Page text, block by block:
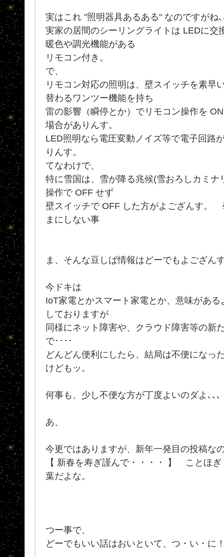
実はこれ "照明器具あるある" なのですがね､
実家の居間のシーリングライトは LEDに
暖色や調光機能がある
リモコン付き。
で、
リモコン対応の照明は、壁スイッチを素
替わるワンツー機能を持ち
雷の影響（瞬停とか）でリモコン操作を
場合がありんす。
LED照明なら電圧変動ノイズ等で電子回路
りんす。
てなわけで、
特に雪国は、雪が降る兆候(雪おろしカミ
操作で OFF せず
壁スイッチで OFF した方がよござんす。
まにしない事
ま、そんな豆しば情報はどーでもよござん
今ドキは
IoT家電とかスマート家電とか、意味があ
しておりますが
同様にネット障害や、クラウド障害等の新
で････
どんどん便利にしたら、結局は不便になっ
けどもッ。
何事も、少し不便な方が丁度よいのダよ､
あ、
今更ではありますが、新年一発目の投稿な
【 新春を寿ぎ謹んで・・・・ 】 ことほ
葉だよな。
つー事で、
どーでもいい話はおいといて、つ・い・に